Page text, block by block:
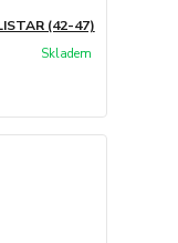
(42-47)
Skladem